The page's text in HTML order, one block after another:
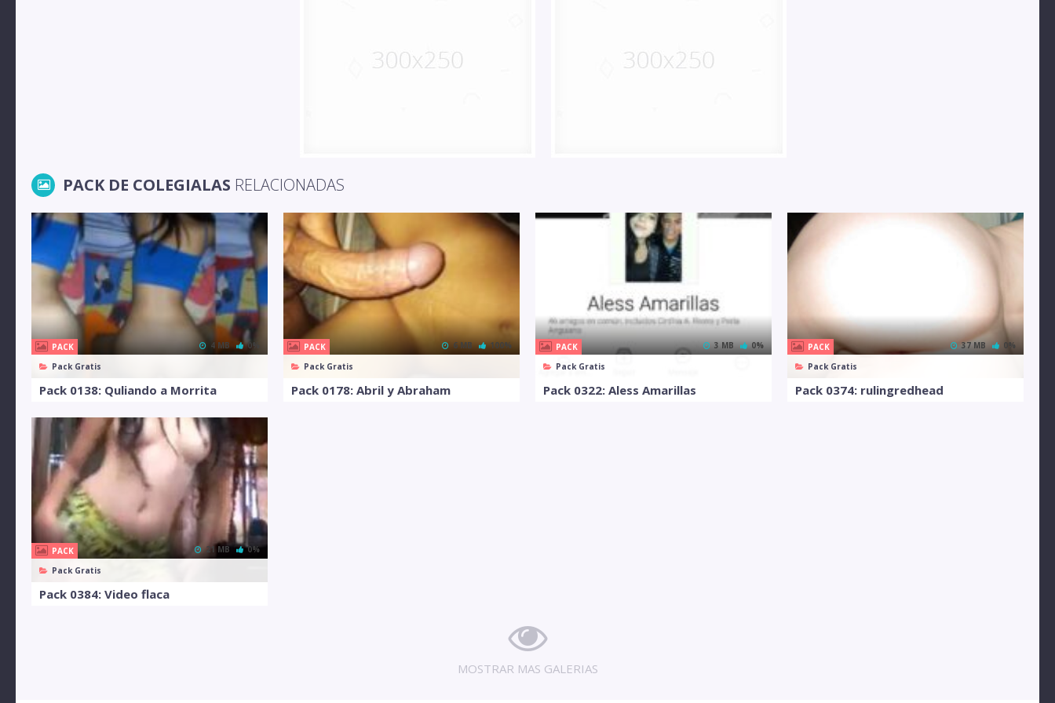
PACK DE COLEGIALAS RELACIONADAS
PACK
Pack Gratis
4 MB 0%
Pack 0138: Quliando a Morrita
PACK
Pack Gratis
6 MB 100%
Pack 0178: Abril y Abraham
PACK
Pack Gratis
3 MB 0%
Pack 0322: Aless Amarillas
PACK
Pack Gratis
37 MB 0%
Pack 0374: rulingredhead
PACK
Pack Gratis
21 MB 0%
Pack 0384: Video flaca
MOSTRAR MAS GALERIAS